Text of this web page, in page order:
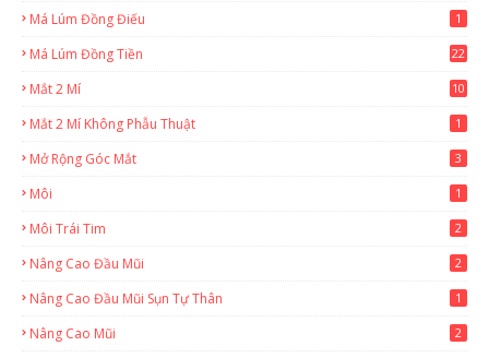
Má Lúm Đồng Điếu 1
Má Lúm Đồng Tiền 22
Mắt 2 Mí 10
Mắt 2 Mí Không Phẫu Thuật 1
Mở Rộng Góc Mắt 3
Môi 1
Môi Trái Tim 2
Nâng Cao Đầu Mũi 2
Nâng Cao Đầu Mũi Sụn Tự Thân 1
Nâng Cao Mũi 2